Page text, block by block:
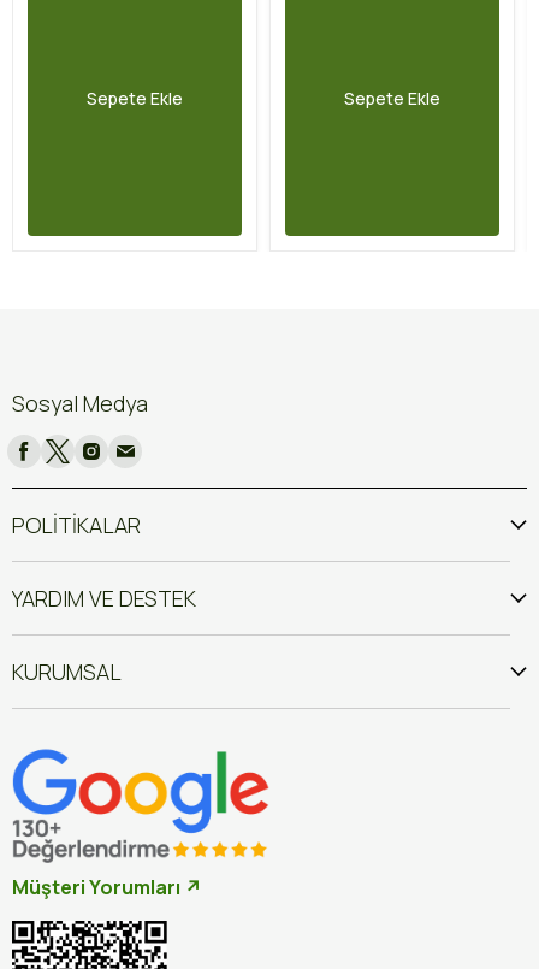
Sepete Ekle Sepete Ekle
Sosyal Medya
POLİTİKALAR
YARDIM VE DESTEK
KURUMSAL
Müşteri Yorumları ↗